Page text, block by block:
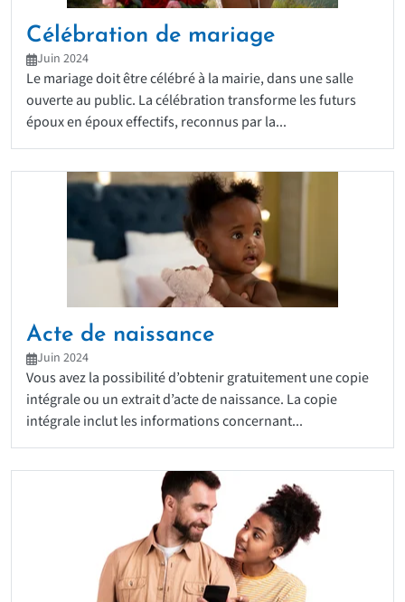
Célébration de mariage
Juin 2024
Le mariage doit être célébré à la mairie, dans une salle
ouverte au public. La célébration transforme les futurs
époux en époux effectifs, reconnus par la...
Acte de naissance
Juin 2024
Vous avez la possibilité d’obtenir gratuitement une copie
intégrale ou un extrait d’acte de naissance. La copie
intégrale inclut les informations concernant...